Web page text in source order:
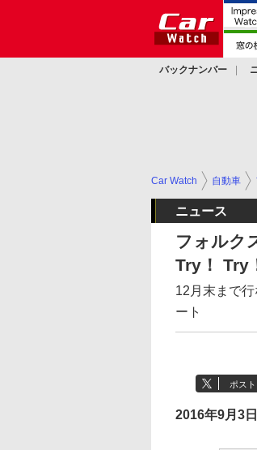
バックナンバー
Car Watch 自動車
ニュース
フォルク
Try！ Try
12月末まで
ート
ポスト
2016年9月3